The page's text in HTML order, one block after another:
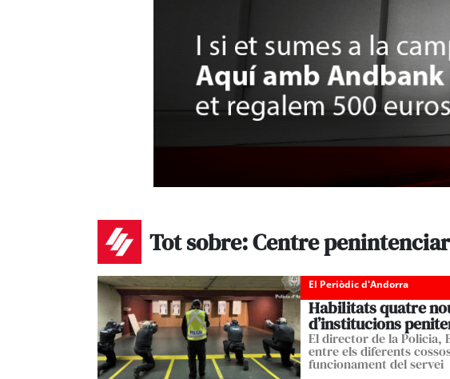
Tot sobre: Centre
El Periòdic d'Andorra
Habilitats quatre
d’institucions
El director de la Policia,
entre els diferents
funcionament del servei